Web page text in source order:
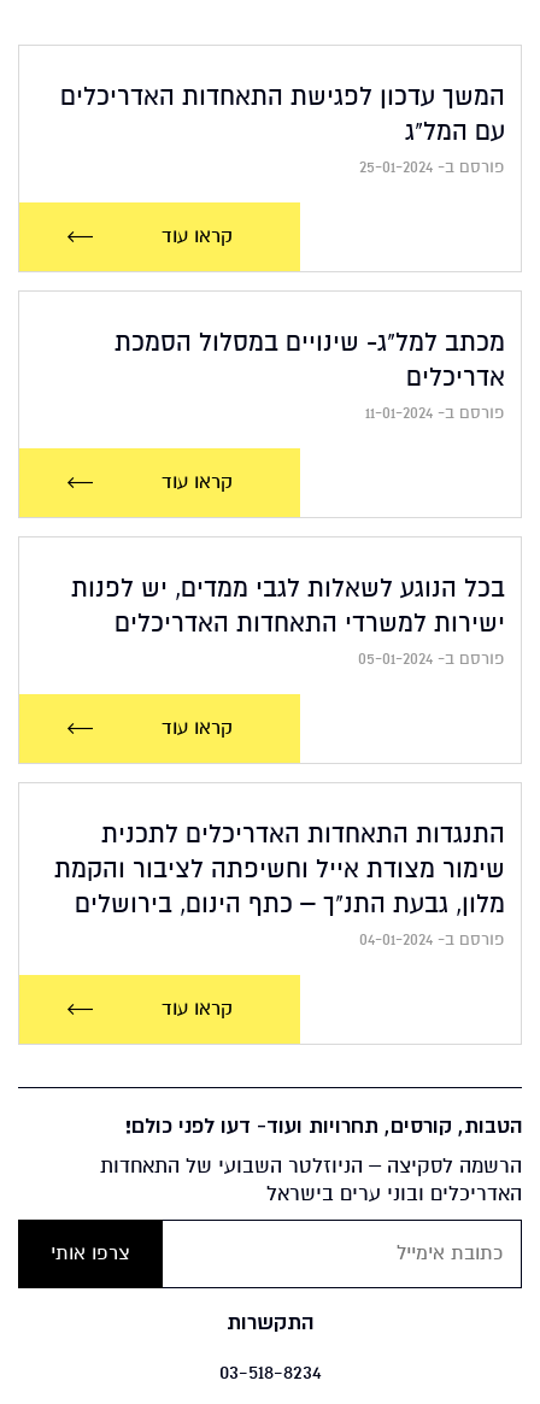
המשך עדכון לפגישת התאחדות האדריכלים
עם המל"ג
פורסם ב- 25-01-2024
קראו עוד
מכתב למל"ג- שינויים במסלול הסמכת
אדריכלים
פורסם ב- 11-01-2024
קראו עוד
בכל הנוגע לשאלות לגבי ממדים, יש לפנות
ישירות למשרדי התאחדות האדריכלים
פורסם ב- 05-01-2024
קראו עוד
התנגדות התאחדות האדריכלים לתכנית
שימור מצודת אייל וחשיפתה לציבור והקמת
מלון, גבעת התנ"ך – כתף הינום, בירושלים
פורסם ב- 04-01-2024
קראו עוד
הטבות, קורסים, תחרויות ועוד- דעו לפני כולם!
הרשמה לסקיצה – הניוזלטר השבועי של התאחדות
האדריכלים ובוני ערים בישראל
התקשרות
03-518-8234